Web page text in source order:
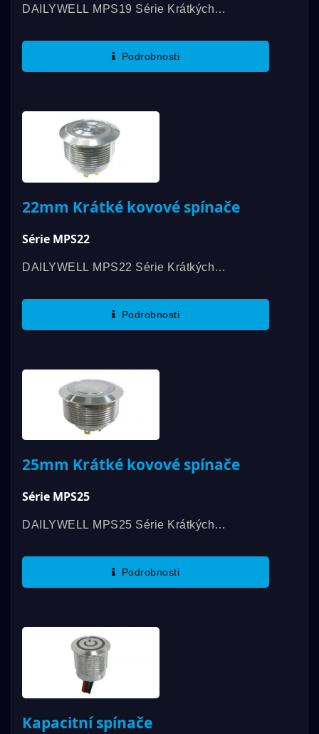
DAILYWELL MPS19 Série Krátkých
Nabízí Dlouhou Životnost, Mechanickou
Podrobnosti
22mm Krátké kovové spínače
Série MPS22
DAILYWELL MPS22 Série Krátkých
Nabízí Dlouhou Životnost, Mechanickou
Podrobnosti
25mm Krátké kovové spínače
Série MPS25
DAILYWELL MPS25 Série Krátkých
Nabízí Dlouhou Životnost, Mechanickou
Podrobnosti
Kapacitní spínače